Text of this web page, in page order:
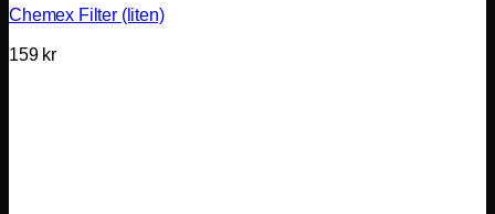
Chemex Filter (liten)
159 kr